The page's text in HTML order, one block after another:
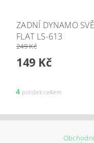
ZADNÍ DYNAMO
FLAT LS-613
249 Kč
149 Kč
4 položek celkem